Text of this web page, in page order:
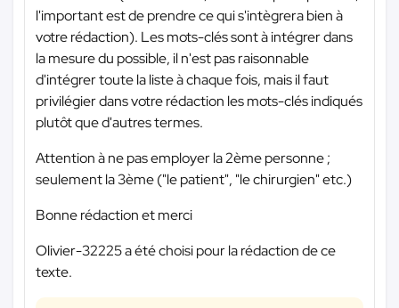
l'important est de prendre ce qui s'intègrera bien à
votre rédaction). Les mots-clés sont à intégrer dans
la mesure du possible, il n'est pas raisonnable
d'intégrer toute la liste à chaque fois, mais il faut
privilégier dans votre rédaction les mots-clés indiqués
plutôt que d'autres termes.
Attention à ne pas employer la 2ème personne ;
seulement la 3ème ("le patient", "le chirurgien" etc.)
Bonne rédaction et merci
Olivier-32225 a été choisi pour la rédaction de ce
texte.